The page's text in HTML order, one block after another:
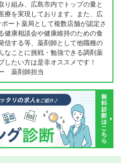
り組み、広島市内でトップの量と
療を実現しております。また、広
ート薬局として複数店舗が認定さ
健康相談会や健康維持のための食
信する等、薬剤師として他職種の
なことに挑戦・勉強できる調剤薬
したい方は是非オススメです！
薬剤師担当